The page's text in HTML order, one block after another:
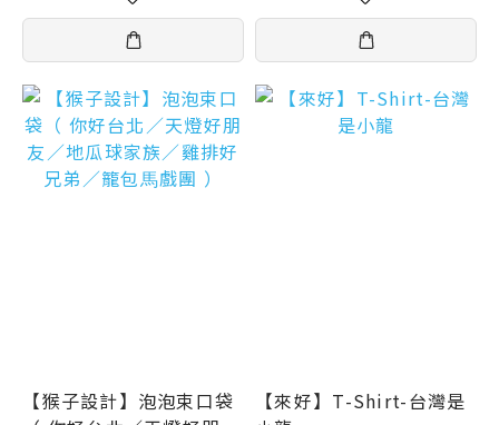
【猴子設計】泡泡束口袋
【來好】T-Shirt-台灣是